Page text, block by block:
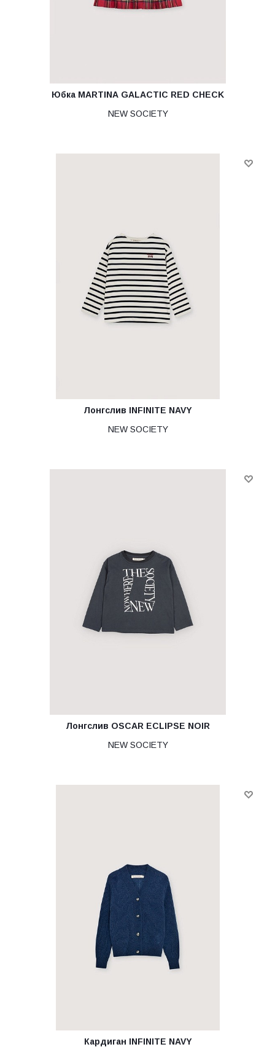
Юбка MARTINA GALACTIC RED CHECK
NEW SOCIETY
Лонгслив INFINITE NAVY
NEW SOCIETY
Лонгслив OSCAR ECLIPSE NOIR
NEW SOCIETY
Кардиган INFINITE NAVY